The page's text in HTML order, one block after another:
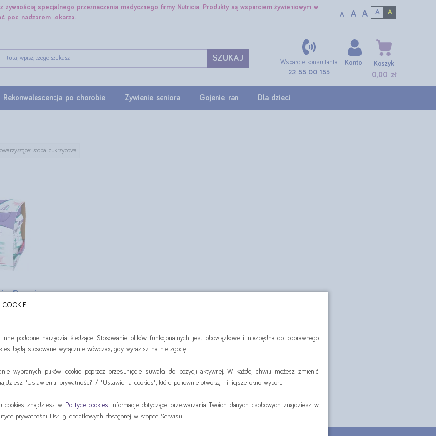
żywnością specjalnego przeznaczenia medycznego firmy Nutricia. Produkty są wsparciem żywieniowym w
pod nadzorem lekarza.
A A A A A
SZUKAJ
Wsparcie konsultanta
22 55 00 155
Konto Koszyk
0,00 zł
Rekonwalescencja po chorobie Żywienie seniora Gojenie ran Dla dzieci
stopa cukrzycowa
Repair
ml
COOKIE
podobne narzędzia śledzące. Stosowanie plików funkcjonalnych jest obowiązkowe i niezbędne do poprawnego
będą stosowane wyłącznie wówczas, gdy wyrazisz na nie zgodę.
wybranych plików cookie poprzez przesunięcie suwaka do pozycji aktywnej. W każdej chwili możesz zmienić
"Ustawienia prywatności" / "Ustawienia cookies", które ponownie otworzą niniejsze okno wyboru.
cookies znajdziesz w Polityce cookies . Informacje dotyczące przetwarzania Twoich danych osobowych znajdziesz w
prywatności Usług dodatkowych dostępnej w stopce Serwisu.